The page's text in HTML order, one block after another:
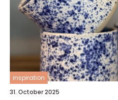
inspiration
31. October 2025